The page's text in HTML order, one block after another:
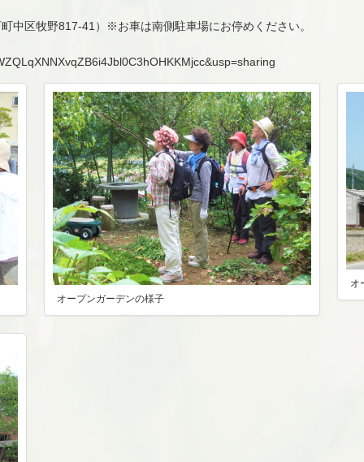
中区牧野817-41）※お車は南側駐車場にお停めください。
オープンガーデンの様子
オ